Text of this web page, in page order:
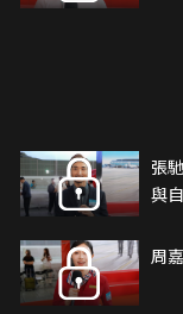
張
與
周